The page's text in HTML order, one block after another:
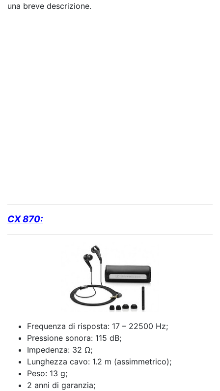
una breve descrizione.
CX 870:
Frequenza di risposta: 17 – 22500 Hz;
Pressione sonora: 115 dB;
Impedenza: 32 Ω;
Lunghezza cavo: 1.2 m (assimmetrico);
Peso: 13 g;
2 anni di garanzia;